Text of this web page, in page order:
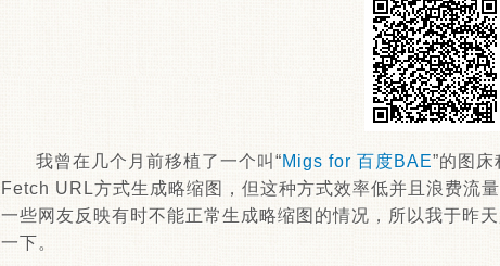
我曾在几个月前移植了一个叫“Migs for 百度BAE”的图
Fetch URL方式生成略缩图，但这种方式效率低并且浪费流
一些网友反映有时不能正常生成略缩图的情况，所以我于昨
一下。